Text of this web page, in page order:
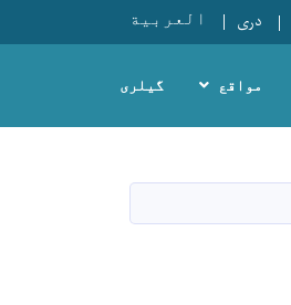
دری العربية
مواقع گیلری